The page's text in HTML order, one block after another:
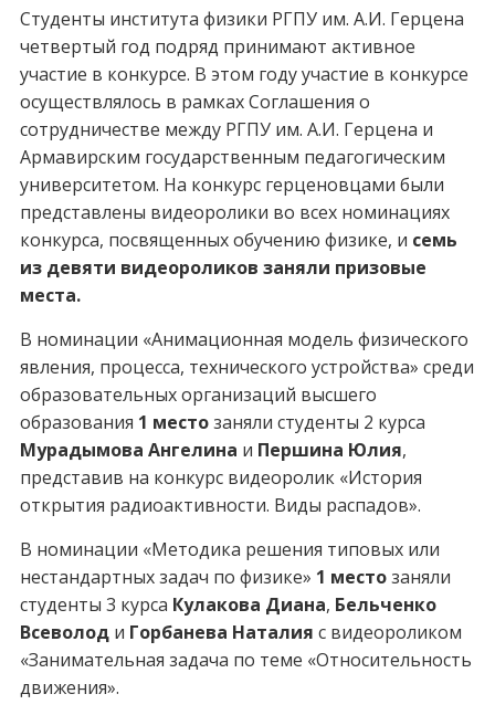
Студенты института физики РГПУ им. А.И. Герцена
четвертый год подряд принимают активное
участие в конкурсе. В этом году участие в конкурсе
осуществлялось в рамках Соглашения о
сотрудничестве между РГПУ им. А.И. Герцена и
Армавирским государственным педагогическим
университетом. На конкурс герценовцами были
представлены видеоролики во всех номинациях
конкурса, посвященных обучению физике, и семь
из девяти видеороликов заняли призовые
места.
В номинации «Анимационная модель физического
явления, процесса, технического устройства» среди
образовательных организаций высшего
образования 1 местозаняли студенты 2 курса
Мурадымова Ангелина и Першина Юлия,
представив на конкурс видеоролик «История
открытия радиоактивности. Виды распадов».
В номинации «Методика решения типовых или
нестандартных задач по физике» 1 местозаняли
студенты 3 курса Кулакова Диана, Бельченко
Всеволоди Горбанева Наталия с видеороликом
«Занимательная задача по теме «Относительность
движения».